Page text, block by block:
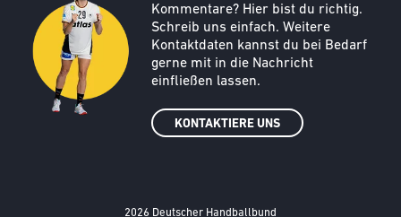
Kommentare? Hier bist du richtig.
Schreib uns einfach. Weitere
Kontaktdaten kannst du bei Bedarf
gerne mit in die Nachricht
einfließen lassen.
KONTAKTIERE UNS
2026 Deutscher Handballbund